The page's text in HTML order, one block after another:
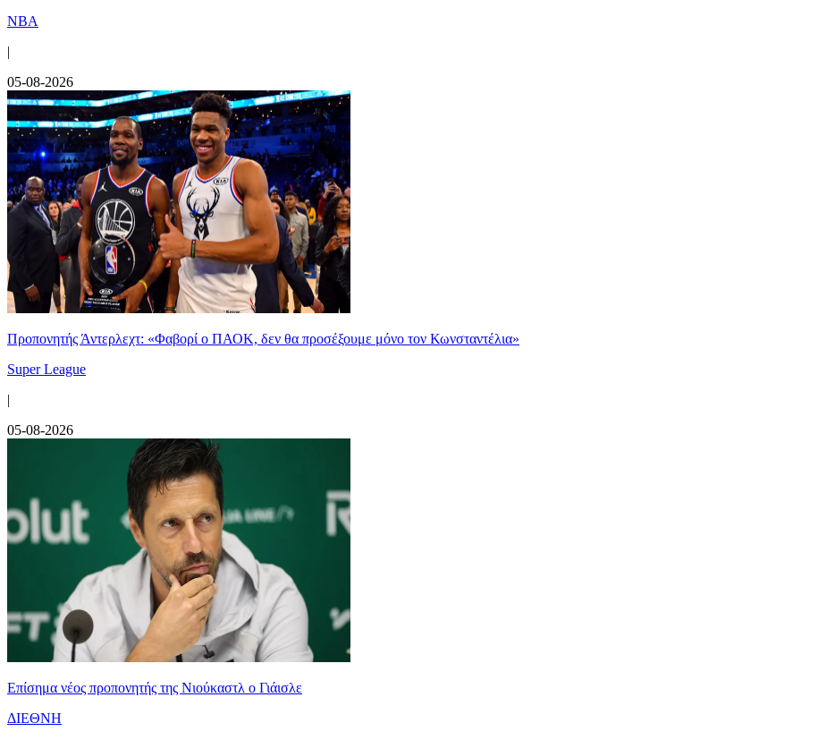
NBA
|
05-08-2026
Προπονητής Άντερλεχτ: «Φαβορί ο ΠΑΟΚ, δεν θα προσέξουμε μόνο τον Κωνσταντέλια»
Super League
|
05-08-2026
Επίσημα νέος προπονητής της Νιούκαστλ ο Γιάισλε
ΔΙΕΘΝΗ